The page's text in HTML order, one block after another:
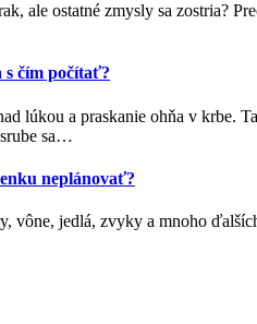
ale ostatné zmysly sa zostria?
čím počítať?
lúkou a praskanie ohňa v
sa…
neplánovať?
vône, jedlá, zvyky a mnoho